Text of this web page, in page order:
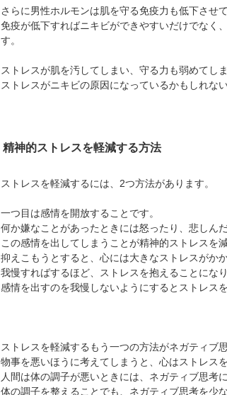
さらに男性ホルモンは肌を守る免疫力も低下させ
免疫が低下すればニキビができやすいだけでなく
す。
ストレスが肌を汚してしまい、守る力も弱めてし
ストレスがニキビの原因になっているかもしれな
精神的ストレスを軽減する方法
ストレスを軽減するには、2つ方法があります。
一つ目は感情を開放することです。
何か嫌なことがあったときには怒ったり、悲しん
この感情を出してしまうことが精神的ストレスを
抑えこもうとすると、心には大きなストレスがかか
我慢すればするほど、ストレスを抱えることになり
感情を出すのを我慢しないようにするとストレスを
ストレスを軽減するもう一つの方法がネガティブ
物事を悪いほうに考えてしまうと、心はストレス
人間は体の調子が悪いときには、ネガティブ思考
体の調子を整えることでも、ネガティブ思考を少